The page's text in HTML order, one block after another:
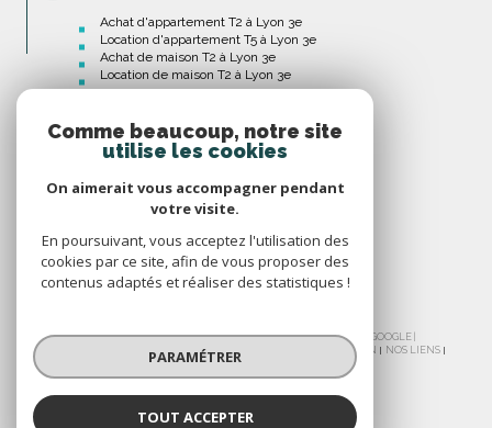
Achat d'appartement T2 à Lyon 3e
Location d'appartement T5 à Lyon 3e
Achat de maison T2 à Lyon 3e
Location de maison T2 à Lyon 3e
© 2026 | TOUS DROITS RÉSERVÉS | TRADUCTION POWERED BY GOOGLE |
PLAN DU SITE ADMIN
NOS LIENS
POLITIQUE RGPD
Comme beaucoup, notre site
utilise les cookies
On aimerait vous accompagner pendant
votre visite.
En poursuivant, vous acceptez l'utilisation des
cookies par ce site, afin de vous proposer des
contenus adaptés et réaliser des statistiques !
PARAMÉTRER
TOUT ACCEPTER